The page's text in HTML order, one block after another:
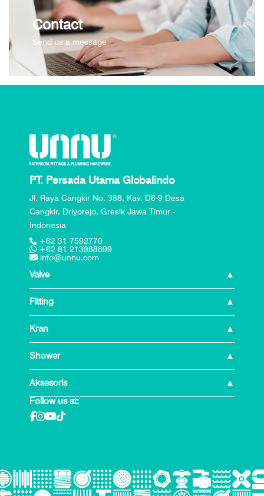
Contact
Send us a message
PT. Persada Utama Globalindo
Jl. Raya Cangkir No. 388, Kav. D8-9 Desa
Cangkir, Driyorejo, Gresik Jawa Timur -
Indonesia
+62 31 7592770
+62 81 213988899
info@unnu.com
Valve
Fitting
Kran
Shower
Aksesoris
Follow us at: